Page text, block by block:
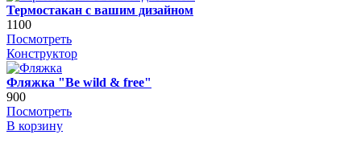
Термостакан с вашим дизайном
1100
Посмотреть
Конструктор
Фляжка "Be wild & free"
900
Посмотреть
В корзину